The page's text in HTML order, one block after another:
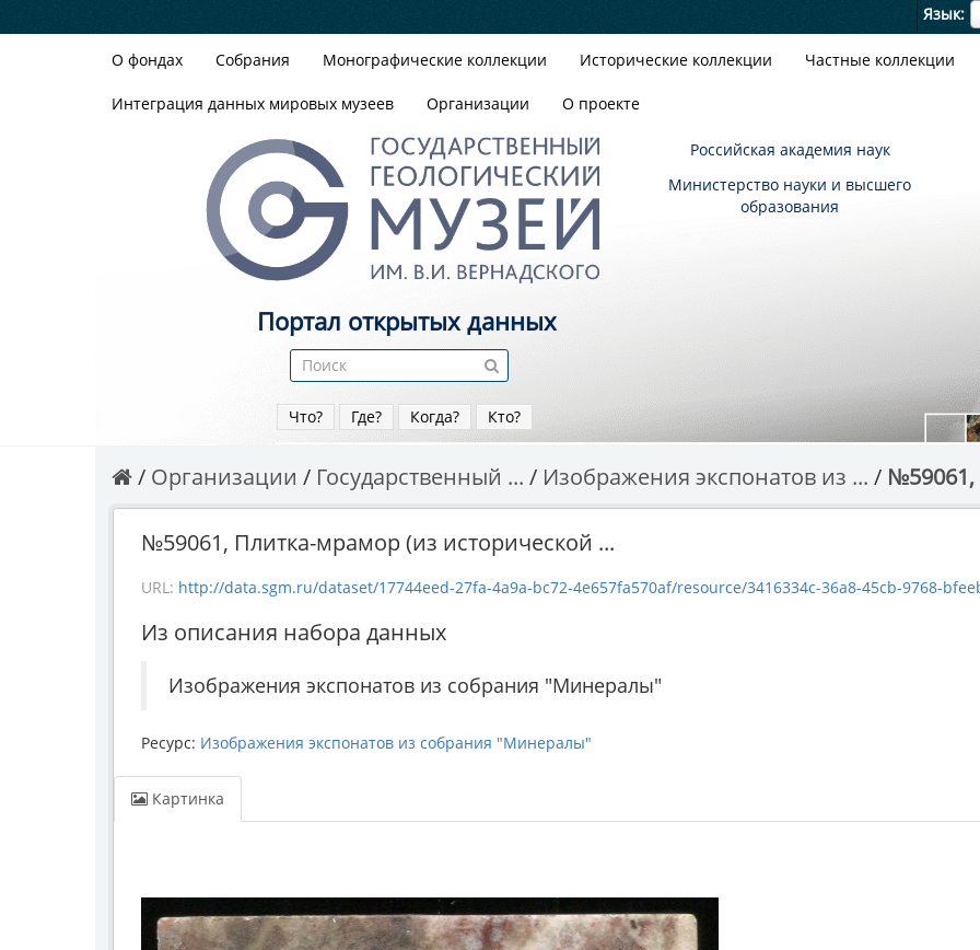
Язык
О фондах Собрания Монографические коллекции Исторические коллекции Частные коллекции
Интеграция данных мировых музеев Организации О проекте
Российская академия наук
Министерство науки и высшего
образования
Портал открытых данных
Что? Где? Когда? Кто?
Организации Государственный ... Изображения экспонатов из ... №59061,
№59061, Плитка-мрамор (из исторической ...
URL: http://data.sgm.ru/dataset/17744eed-27fa-4a9a-bc72-4e657fa570af/resource/3416334c-36a8-45cb-9768-
Из описания набора данных
Изображения экспонатов из собрания "Минералы"
Ресурс: Изображения экспонатов из собрания "Минералы"
Картинка